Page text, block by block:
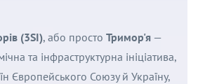
(3SI), або просто Тримор'я —
та інфраструктурна ініціатива,
Європейського Союзу й Україну,